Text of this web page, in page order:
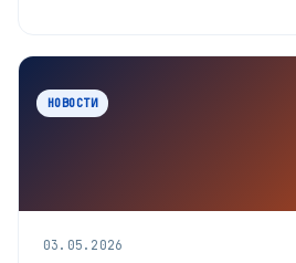
НОВОСТИ
03.05.2026